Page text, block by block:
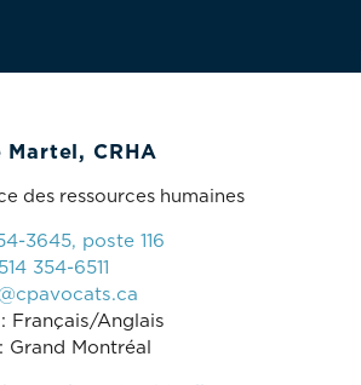
Martel, CRHA
des ressources humaines
3645, poste 116
354-6511
: Français/Anglais
Grand Montréal